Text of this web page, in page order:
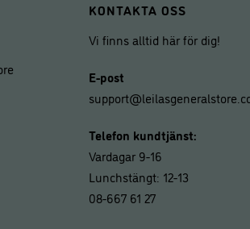
KONTAKTA OSS
Vi finns alltid här för dig!
E-post
Telefon kundtjänst:
Vardagar 9-16
Lunchstängt: 12-13
08-667 61 27